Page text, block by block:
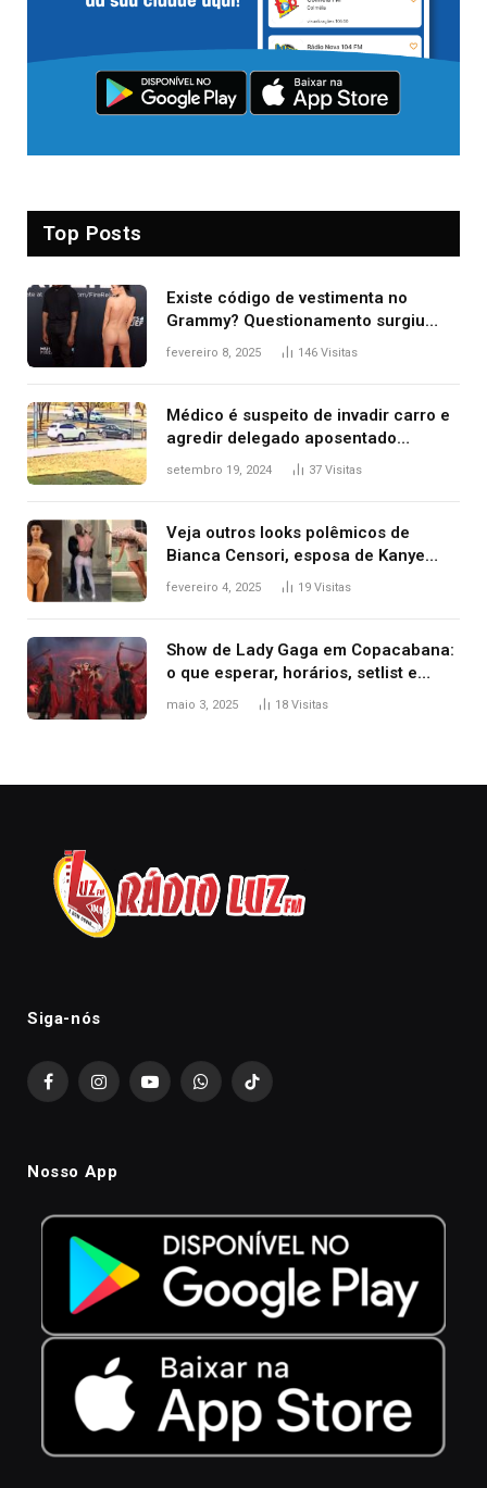
Top Posts
Existe código de vestimenta no
Grammy? Questionamento surgiu
após Bianca Censori, mulher de
fevereiro 8, 2025 146 Visitas
Médico é suspeito de invadir carro e
agredir delegado aposentado
durante confusão no trânsito
setembro 19, 2024 37 Visitas
Veja outros looks polêmicos de
Bianca Censori, esposa de Kanye
West que apareceu nua no Grammy
fevereiro 4, 2025 19 Visitas
Show de Lady Gaga em Copacabana:
o que esperar, horários, setlist e
onde assistir
maio 3, 2025 18 Visitas
Siga-nós
FacebookInstagramYouTubeWhatsAppTikTok
Nosso App